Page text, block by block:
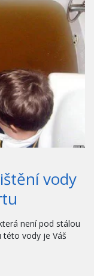
vody
není pod stálou
vody je Váš